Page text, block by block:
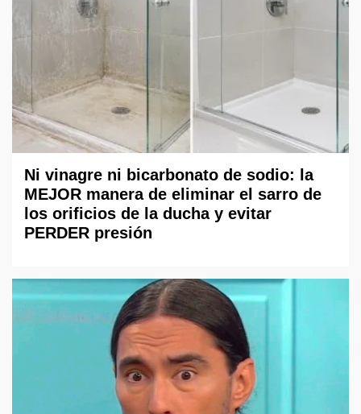
Ni vinagre ni bicarbonato de sodio: la
MEJOR manera de eliminar el sarro de
los orificios de la ducha y evitar
PERDER presión